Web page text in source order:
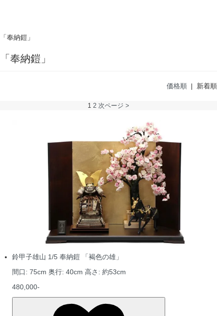
「奉納鎧」
「奉納鎧」
価格順 | 新着順
1 2 次ページ >
鈴甲子雄山 1/5 奉納鎧 「褐色の雄」
間口: 75cm 奥行: 40cm 高さ: 約53cm
480,000-